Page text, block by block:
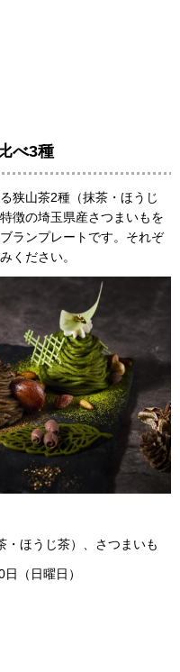
べ3種
狭山茶2種（抹茶・ほうじ
徴の埼玉県産さつまいもを
ランプレートです。それぞ
ください。
・ほうじ茶）、さつまいも
（日曜日）